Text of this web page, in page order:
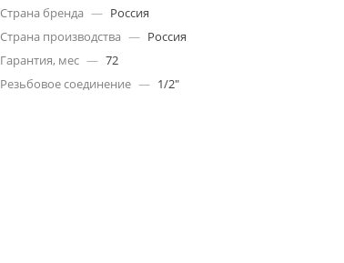
Страна бренда — Россия
Страна производства — Россия
Гарантия, мес — 72
Резьбовое соединение — 1/2"